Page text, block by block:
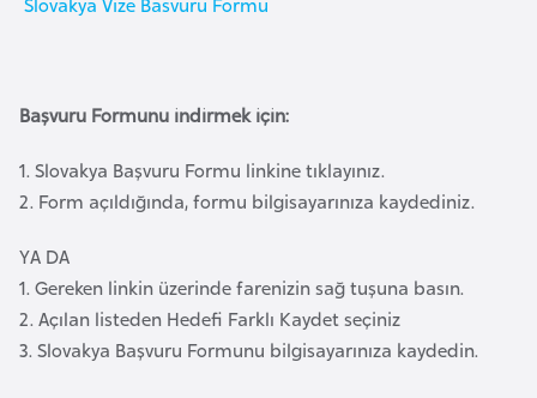
e
Başvuru Formunu indirmek için:
1. Slovakya Başvuru Formu linkine tıklayınız.
2. Form açıldığında, formu bilgisayarınıza kaydediniz.
YA DA
1. Gereken linkin üzerinde farenizin sağ tuşuna basın.
2. Açılan listeden Hedefi Farklı Kaydet seçiniz
3. Slovakya Başvuru Formunu bilgisayarınıza kaydedin.
e
r
b
a
y
c
a
n